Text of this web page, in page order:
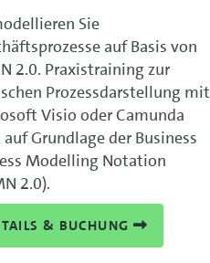
15.09.26FRA
15.09.26
925 €
16.09.26 FRA
925 €
16.09.26
925 €
18.09.26
18.09.26DRS
925 €
Sie
auf Basis von
2.0. Praxistraining zur
Prozessdarstellung mit
Visio oder Camunda
auf Grundlage der Business
Modelling Notation
2.0).
& BUCHUNG